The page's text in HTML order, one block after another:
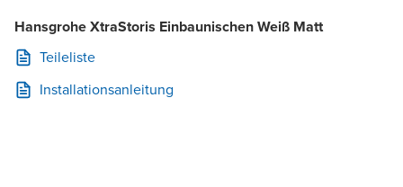
Hansgrohe XtraStoris Einbaunischen Weiß Matt
Teileliste
Installationsanleitung